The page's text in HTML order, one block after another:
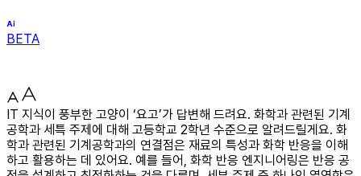
BETA
IT 지식이 풍부한 고양이 ‘요고’가 답변해 드려요. 화학과 관련된 기계
공학과 세특 주제에 대해 고등학교 2학년 수준으로 알려드릴게요. 화
학과 관련된 기계공학과의 연결점은 재료의 특성과 화학 반응을 이해
하고 활용하는 데 있어요. 예를 들어, 화학 반응 엔지니어링은 반응 공